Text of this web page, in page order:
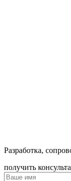
Разработка,
получить